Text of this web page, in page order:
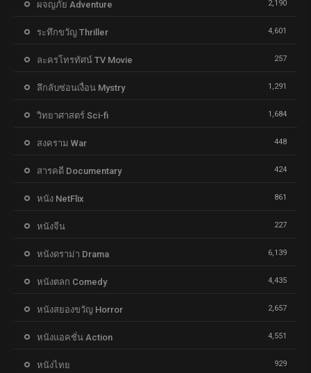
ผจญภัย Adventure 2,190
ระทึกขวัญ Thriller 4,601
ละครโทรทัศน์ TV Movie 257
ลึกลับซ่อนเงื่อน Mystry 1,291
วิทยาศาสตร์ Sci-fi 1,684
สงคราม War 448
สารคดี Documentary 424
หนัง NetFlix 861
หนังจีน 227
หนังดราม่า Drama 6,139
หนังตลก Comedy 4,435
หนังสยองขวัญ Horror 2,657
หนังแอคชั่น Action 4,551
หนังไทย 929